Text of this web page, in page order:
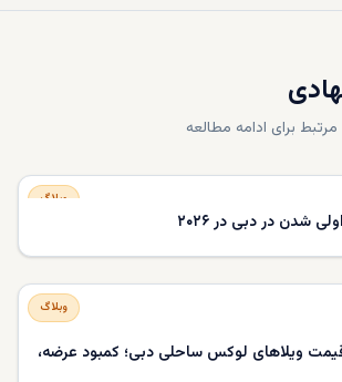
برای ادامه مطالعه
وبلاگ
شدن در دبی در ۲۰۲۶
وبلاگ
قیمت ویلاهای لوکس ساحلی دبی؛ کمبود عرضه،